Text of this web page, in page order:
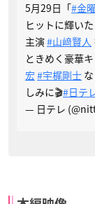
5月29日「#金
ヒットに輝い
主演#山﨑賢人
ときめく豪華
宏#宇梶剛士
しみに🎬#日テ
— 日テレ